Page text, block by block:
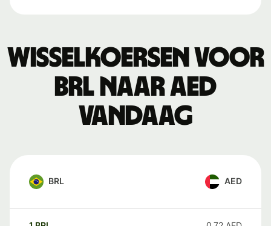
Wisselkoersen voor
BRL naar AED
vandaag
BRL AED